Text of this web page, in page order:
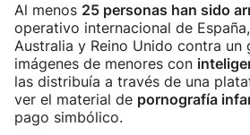
Al menos 25 personas han sido
operativo internacional de
Australia y Reino Unido contra un
imágenes de menores con
las distribuía a través de una
ver el material de pornografía
pago simbólico.